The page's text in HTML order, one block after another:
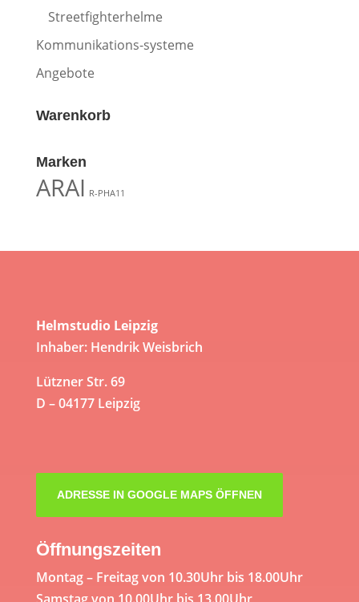
Streetfighterhelme
Kommunikations-systeme
Angebote
Warenkorb
Marken
ARAI R-PHA11
Helmstudio Leipzig
Inhaber: Hendrik Weisbrich
Lützner Str. 69
D – 04177 Leipzig
ADRESSE IN GOOGLE MAPS ÖFFNEN
Öffnungszeiten
Montag – Freitag von 10.30Uhr bis 18.00Uhr